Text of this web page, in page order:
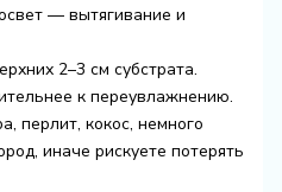
— вытягивание и
2–3 см субстрата.
к переувлажнению.
перлит, кокос, немного
иначе рискуете потерять